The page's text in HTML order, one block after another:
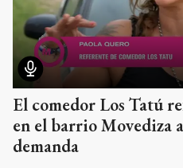
El comedor Los Tatú
en el barrio Movediza
demanda